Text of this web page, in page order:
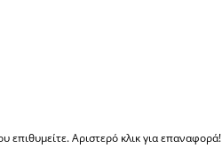
επιθυμείτε. Αριστερό κλικ για επαναφορά!